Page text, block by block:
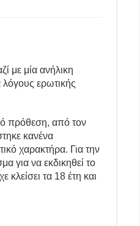
με μία ανήλικη
λόγους ερωτικής
πρόθεση, από τον
κανένα
χαρακτήρα. Για την
για να εκδικηθεί το
κλείσει τα 18 έτη και